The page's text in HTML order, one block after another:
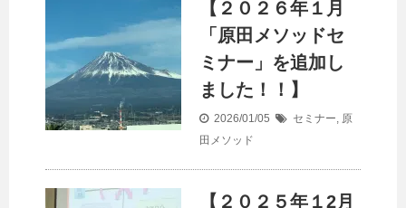
【２０２６年１月
「原田メソッドセ
ミナー」を追加し
ました！！】
2026/01/05 セミナー, 原
田メソッド
【２０２５年１2月